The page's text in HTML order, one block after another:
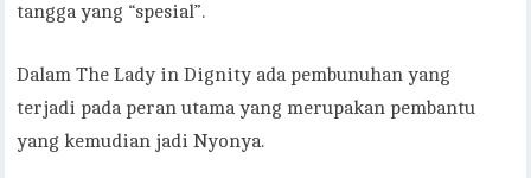
tangga yang “spesial”.
Dalam The Lady in Dignity ada pembunuhan yang
terjadi pada peran utama yang merupakan pembantu
yang kemudian jadi Nyonya.